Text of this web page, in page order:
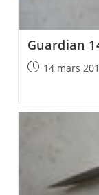
Guardian
Post14 mars